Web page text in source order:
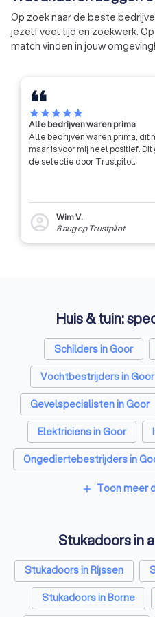
Op zoek naar de beste
jezelf veel tijd en zoekwerk.
match vinden in jouw omgeving!
starstarstarstarstar
Alle bedrijven waren prima
Alle bedrijven waren prima, dit
maar is voor mij heel positief.
de selectie door Trustpilot.
account_circle
Wim V.
6 augop Trustpilot
Huis & tuin:
Schilders in Goor
Vochtbestrijders in Goor
Gevelspecialisten in Goor
Elektriciens in Goor
Ongediertebestrijders in
Zonwering
Traprenovatie
add Toon meer
Stukadoors in
Stukadoors in Rijssen
Stukadoors in Borne